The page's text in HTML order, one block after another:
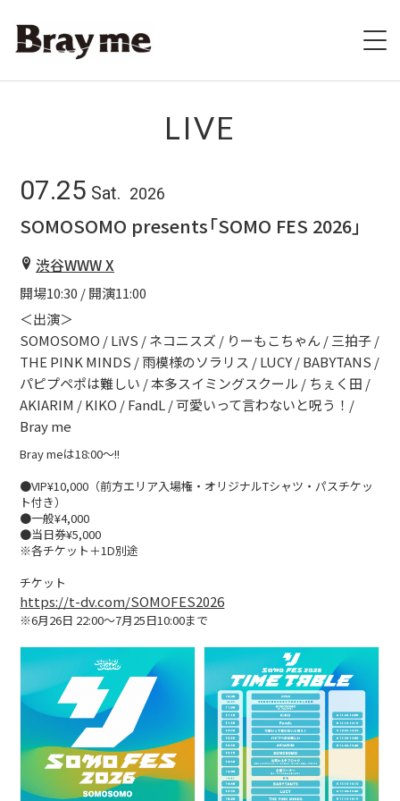
BIOGRAPHY
ブレの村
STORE
アンリ
LIVE
07.25 Sat. 2026
SOMOSOMO presents「SOMO FES 2026」
渋谷WWW X
開場10:30 / 開演11:00
＜出演＞
SOMOSOMO / LiVS / ネコニスズ / りーもこちゃん / 三拍子 /
THE PINK MINDS / 雨模様のソラリス / LUCY / BABYTANS /
パピプペポは難しい / 本多スイミングスクール / ちぇく田 /
AKIARIM / KIKO / FandL / 可愛いって言わないと呪う！/
Bray me
Bray meは18:00〜!!
●VIP¥10,000（前方エリア入場権・オリジナルTシャツ・パスチケッ
ト付き）
●一般¥4,000
●当日券¥5,000
※各チケット＋1D別途
チケット
https://t-dv.com/SOMOFES2026
※6月26日 22:00〜7月25日10:00まで